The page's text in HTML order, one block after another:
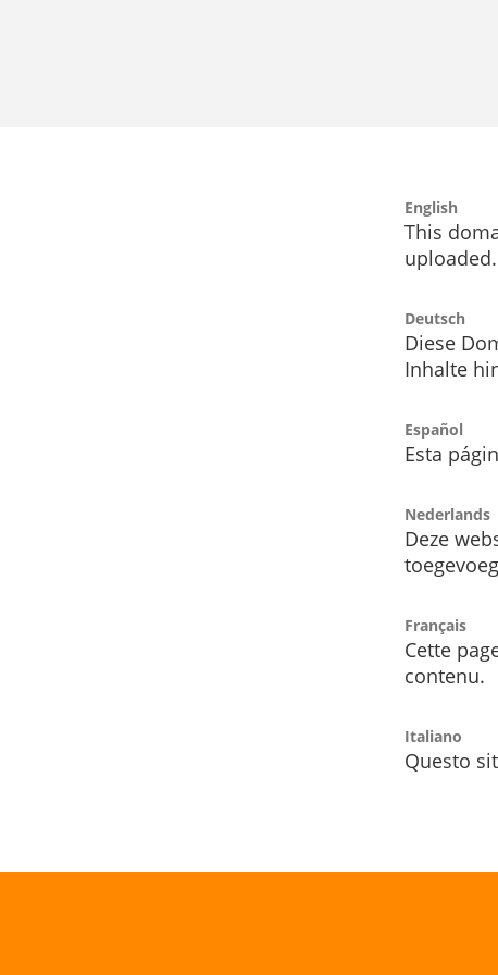
English
This
uploaded.
Deutsch
Diese
Inhalte
Español
Esta
Nederlands
Deze
Français
Cette
contenu.
Italiano
Questo